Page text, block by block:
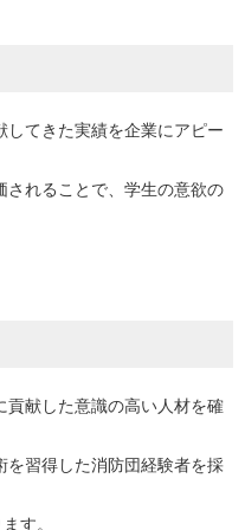
てきた実績を企業にアピー
れることで、学生の意欲の
献した意識の高い人材を確
習得した消防団経験者を採
す。